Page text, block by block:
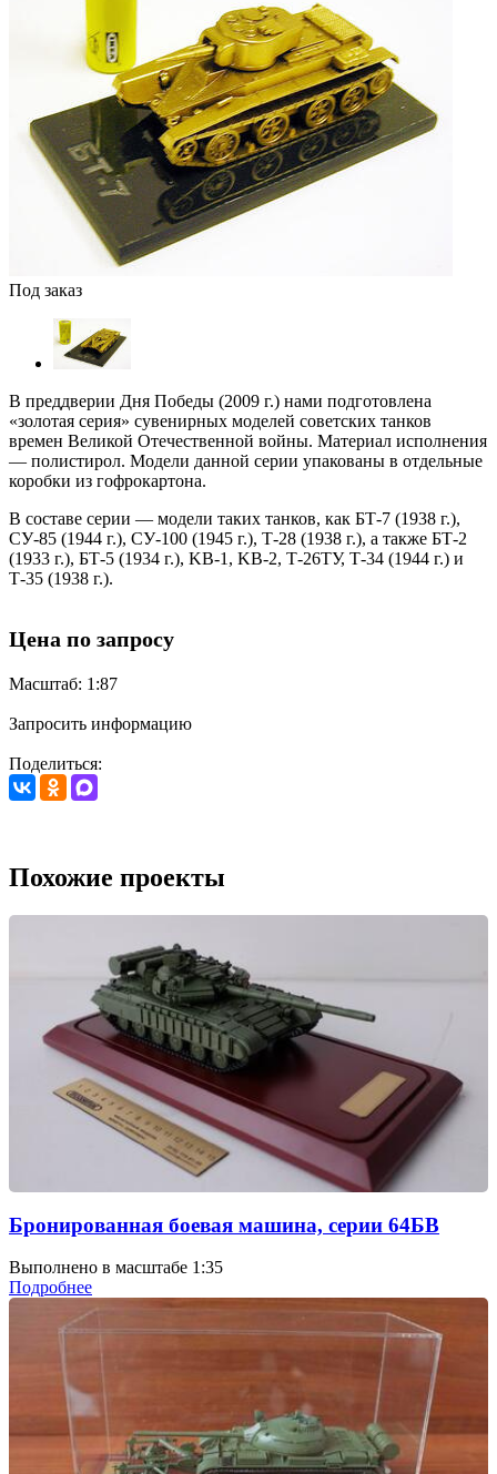
Под заказ
В преддверии Дня Победы (2009 г.) нами подготовлена
«золотая серия» сувенирных моделей советских танков
времен Великой Отечественной войны. Материал исполнения
— полистирол. Модели данной серии упакованы в отдельные
коробки из гофрокартона.
В составе серии — модели таких танков, как БТ-7 (1938 г.),
СУ-85 (1944 г.), СУ-100 (1945 г.), Т-28 (1938 г.), а также БТ-2
(1933 г.), БТ-5 (1934 г.), KВ-1, KВ-2, Т-26ТУ, Т-34 (1944 г.) и
Т-35 (1938 г.).
Цена по запросу
Масштаб: 1:87
Запросить информацию
Поделиться:
Похожие проекты
Бронированная боевая машина, серии 64БВ
Выполнено в масштабе 1:35
Подробнее